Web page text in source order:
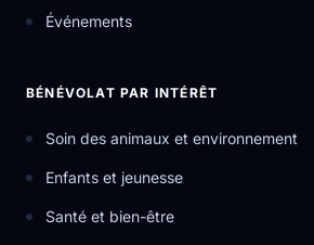
Événements
BÉNÉVOLAT PAR INTÉRÊT
Soin des animaux et environnement
Enfants et jeunesse
Santé et bien-être